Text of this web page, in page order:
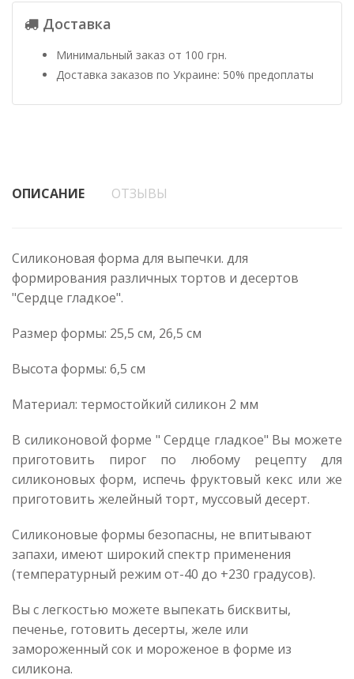
Доставка
Минимальный заказ от 100 грн.
Доставка заказов по Украине: 50% предоплаты
ОПИСАНИЕ ОТЗЫВЫ
Силиконовая форма для выпечки. для
формирования различных тортов и десертов
"Сердце гладкое".
Размер формы: 25,5 см, 26,5 см
Высота формы: 6,5 см
Материал: термостойкий силикон 2 мм
В силиконовой форме " Сердце гладкое" Вы можете
приготовить пирог по любому рецепту для
силиконовых форм, испечь фруктовый кекс или же
приготовить желейный торт, муссовый десерт.
Силиконовые формы безопасны, не впитывают
запахи, имеют широкий спектр применения
(температурный режим от-40 до +230 градусов).
Вы с легкостью можете выпекать бисквиты,
печенье, готовить десерты, желе или
замороженный сок и мороженое в форме из
силикона.